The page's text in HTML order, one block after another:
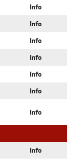
Info
Info
Info
Info
Info
Info
Info
Info